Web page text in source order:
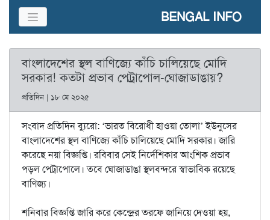
BENGAL INFO
বাংলাদেশের স্থল বাণিজ্যে কাঁচি চালিয়েছে মোদি
সরকার! কতটা প্রভাব পেট্রাপোল-ঘোজাডাঙায়?
প্রতিদিন | ১৮ মে ২০২৫
সংবাদ প্রতিদিন ব্যুরো: ‘ভারত বিরোধী হাওয়া তোলা’ ইউনুসের
বাংলাদেশের স্থল বাণিজ্যে কাঁচি চালিয়েছে মোদি সরকার। জারি
করেছে নয়া বিজ্ঞপ্তি। রবিবার সেই নির্দেশিকার আংশিক প্রভাব
পড়ল পেট্রাপোলে। তবে ঘোজাডাঙা স্থলবন্দরে স্বাভাবিক রয়েছে
বাণিজ্য।
শনিবার বিজ্ঞপ্তি জারি করে কেন্দ্রের তরফে জানিয়ে দেওয়া হয়,